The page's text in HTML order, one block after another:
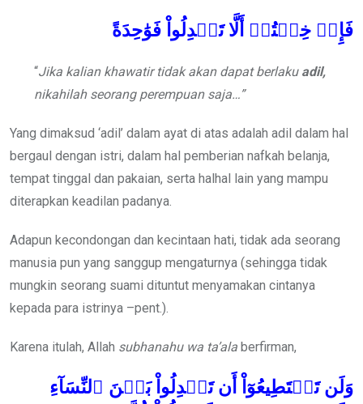
فَإِنۡ خِفۡتُمۡ أَلَّا تَعۡدِلُواْ فَوَٰحِدَةً
“Jika kalian khawatir tidak akan dapat berlaku adil,
nikahilah seorang perempuan saja…”
Yang dimaksud ‘adil’ dalam ayat di atas adalah adil dalam hal
bergaul dengan istri, dalam hal pemberian nafkah belanja,
tempat tinggal dan pakaian, serta halhal lain yang mampu
diterapkan keadilan padanya.
Adapun kecondongan dan kecintaan hati, tidak ada seorang
manusia pun yang sanggup mengaturnya (sehingga tidak
mungkin seorang suami dituntut menyamakan cintanya
kepada para istrinya –pent.).
Karena itulah, Allah subhanahu wa ta’ala berfirman,
وَلَن تَسۡتَطِيعُوٓاْ أَن تَعۡدِلُواْ بَيۡنَ ٱلنِّسَآءِ